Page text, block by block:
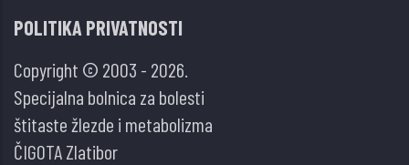
POLITIKA PRIVATNOSTI
Copyright © 2003 - 2026.
Specijalna bolnica za bolesti
štitaste žlezde i metabolizma
ČIGOTA Zlatibor